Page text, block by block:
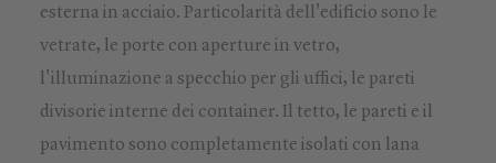
esterna in acciaio. Particolarità dell'edificio sono le
vetrate, le porte con aperture in vetro,
l'illuminazione a specchio per gli uffici, le pareti
divisorie interne dei container. Il tetto, le pareti e il
pavimento sono completamente isolati con lana